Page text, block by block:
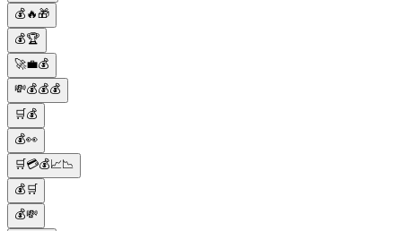
💰🔥🎁
💰🏆
🚀💼💰
💸💰💰💰
🛒💰
💰👀
🛒💳💰📈📉
💰🛒
💰💸